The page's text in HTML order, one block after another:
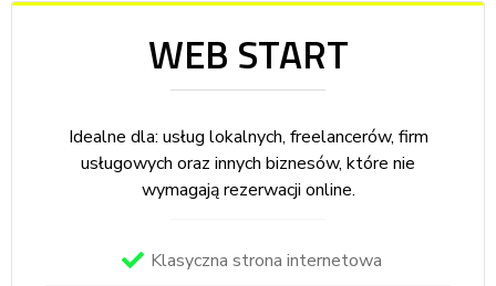
WEB START
Idealne dla: usług lokalnych, freelancerów, firm
usługowych oraz innych biznesów, które nie
wymagają rezerwacji online.
Klasyczna strona internetowa